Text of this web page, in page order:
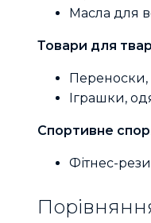
Масла для
Товари для
Іграшки,
Спортивне
Фітнес-